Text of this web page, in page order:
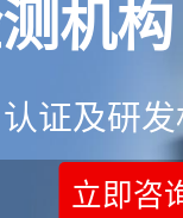
机构
证及研
立即咨